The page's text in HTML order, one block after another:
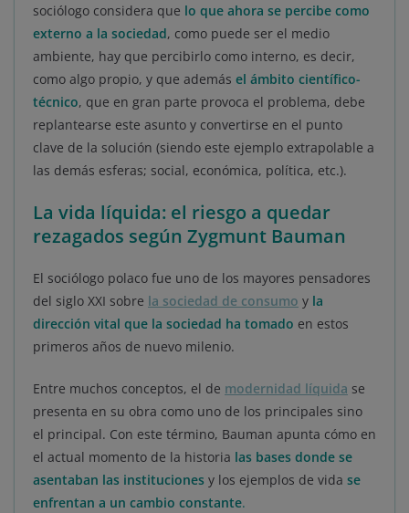
sociólogo considera que lo que ahora se percibe como
externo a la sociedad, como puede ser el medio
ambiente, hay que percibirlo como interno, es decir,
como algo propio, y que además el ámbito científico-
técnico, que en gran parte provoca el problema, debe
replantearse este asunto y convertirse en el punto
clave de la solución (siendo este ejemplo extrapolable a
las demás esferas; social, económica, política, etc.).
La vida líquida: el riesgo a quedar
rezagados según Zygmunt Bauman
El sociólogo polaco fue uno de los mayores pensadores
del siglo XXI sobre la sociedad de consumo y la
dirección vital que la sociedad ha tomado en estos
primeros años de nuevo milenio.
Entre muchos conceptos, el de modernidad líquida se
presenta en su obra como uno de los principales sino
el principal. Con este término, Bauman apunta cómo en
el actual momento de la historia las bases donde se
asentaban las instituciones y los ejemplos de vida se
enfrentan a un cambio constante.